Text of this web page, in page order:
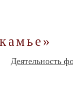
Деятельность